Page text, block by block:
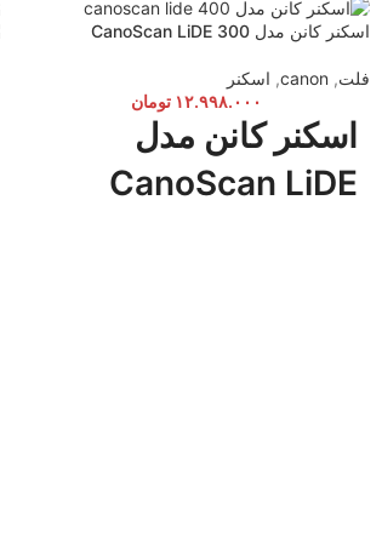
اسکنر کانن مدل CanoScan LiDE 300
فلت,
canon
, اسکنر
۱۲.۹۹۸.۰۰۰ تومان
اسکنر کانن مدل
CanoScan LiDE